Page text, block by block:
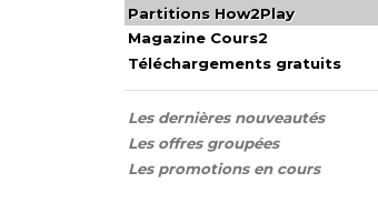
Partitions How2Play
Magazine Cours2
Téléchargements gratuits
Les dernières nouveautés
Les offres groupées
Les promotions en cours